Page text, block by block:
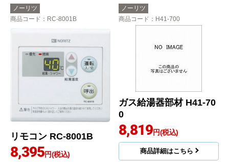
ノーリツ
商品コード ：RC-8001B
リモコン RC-8001B
8,395円(税込)
ノーリツ
商品コード ：H41-700
ガス給湯器部材 H41-70
0
8,819円(税込)
商品詳細はこちら